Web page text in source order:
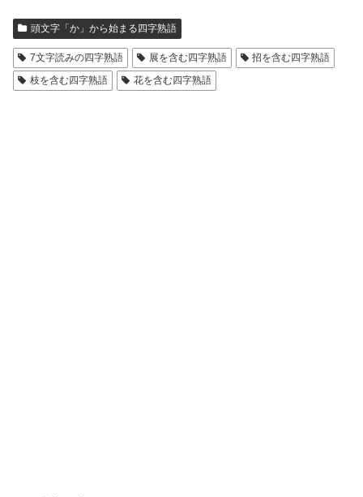
頭文字「か」から始まる四字熟語
7文字読みの四字熟語 展を含む四字熟語
招を含む四字熟語
枝を含む四字熟語
花を含む四字熟語